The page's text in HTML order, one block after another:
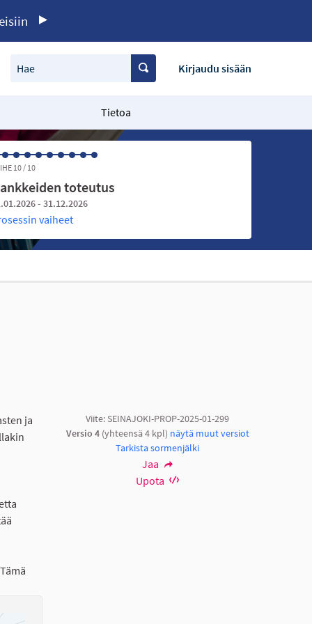
Hae Kirjaudu sisään
Tietoa
10 / 10
toteutus
- 31.12.2026
vaiheet
ja
Viite: SEINAJOKI-PROP-2025-01-299
Versio 4(yhteensä 4 kpl) näytä muut versiot
Tarkista sormenjälki
Jaa
Upota